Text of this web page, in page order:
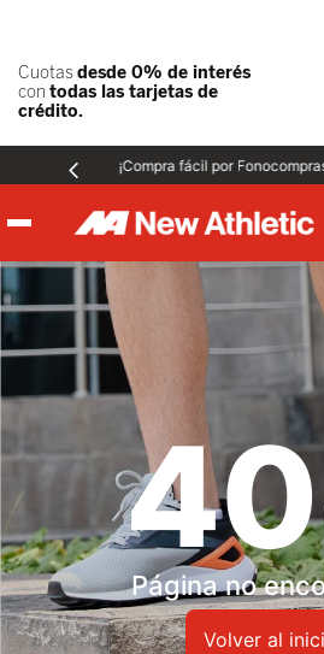
¡Compra fácil por
Hombre
Mujer
Niños
Accesorios
🏃‍♀️🏃‍♂️ Zona del Hincha
Página no
Volver al